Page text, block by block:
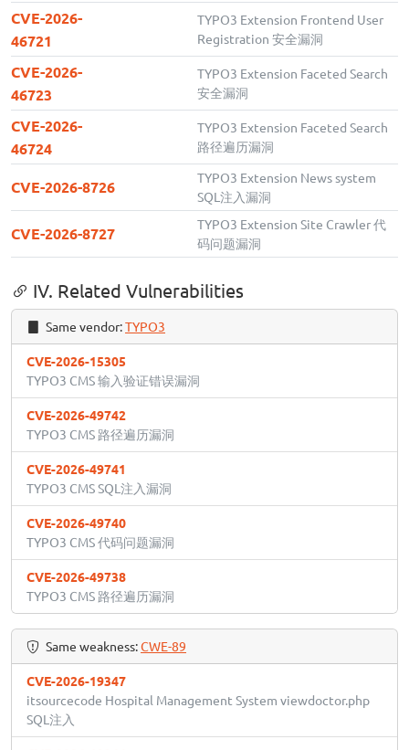
CVE-2026-
46721
TYPO3 Extension Frontend User
Registration 安全漏洞
CVE-2026-
46723
TYPO3 Extension Faceted Search
安全漏洞
CVE-2026-
46724
TYPO3 Extension Faceted Search
路径遍历漏洞
CVE-2026-8726
TYPO3 Extension News system
SQL注入漏洞
CVE-2026-8727
TYPO3 Extension Site Crawler 代
码问题漏洞
IV. Related Vulnerabilities
Same vendor:TYPO3
CVE-2026-15305
TYPO3 CMS 输入验证错误漏洞
CVE-2026-49742
TYPO3 CMS 路径遍历漏洞
CVE-2026-49741
TYPO3 CMS SQL注入漏洞
CVE-2026-49740
TYPO3 CMS 代码问题漏洞
CVE-2026-49738
TYPO3 CMS 路径遍历漏洞
Same weakness:CWE-89
CVE-2026-19347
itsourcecode Hospital Management System viewdoctor.php
SQL注入